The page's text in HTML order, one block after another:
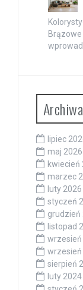
Archiwa
lipiec
maj 2026
kwiecień
marzec
luty 2026
styczeń
grudzień
listopad
wrzesień
wrzesień
sierpień
luty 2024